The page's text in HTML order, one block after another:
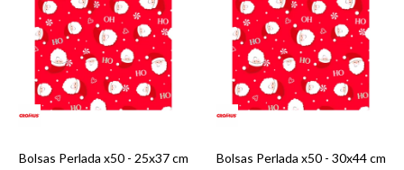
Bolsas Perlada x50 - 25x37 cm Bolsas Perlada x50 - 30x44 cm